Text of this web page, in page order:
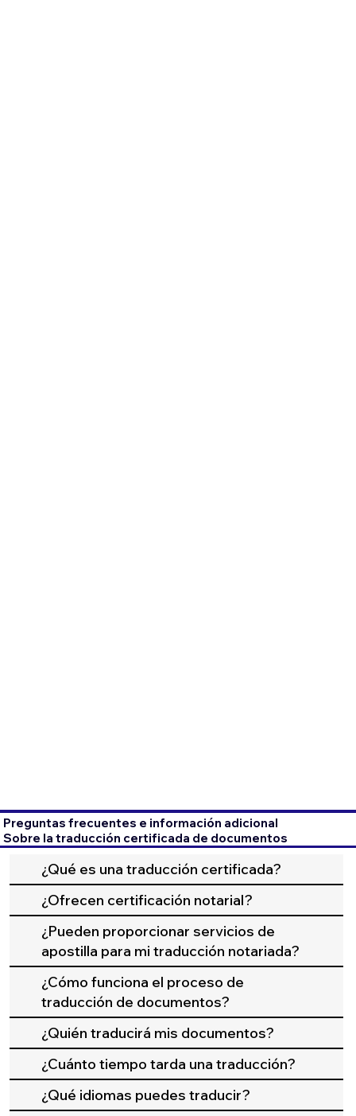
Preguntas frecuentes e información adicional
Sobre la traducción certificada de documentos
¿Qué es una traducción certificada?
¿Ofrecen certificación notarial?
¿Pueden proporcionar servicios de
apostilla para mi traducción notariada?
¿Cómo funciona el proceso de
traducción de documentos?
¿Quién traducirá mis documentos?
¿Cuánto tiempo tarda una traducción?
¿Qué idiomas puedes traducir?